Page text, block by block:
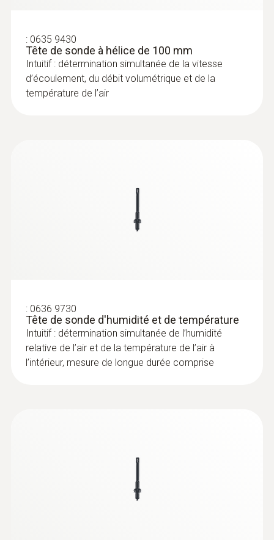
très précise (numérique) - avec
Bluetooth®
: 0635 9430
Tête de sonde à hélice de 100 mm
Intuitif : détermination simultanée de la vitesse
d’écoulement, du débit volumétrique et de la
température de l’air
: 0636 9730
Tête de sonde d'humidité et de température
Intuitif : détermination simultanée de l’humidité
relative de l’air et de la température de l’air à
l’intérieur, mesure de longue durée comprise